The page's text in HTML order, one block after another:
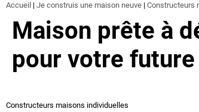
Accueil | Je construis une maison neuve | Constructeurs
Maison prête à
pour votre
Constructeurs maisons individuelles